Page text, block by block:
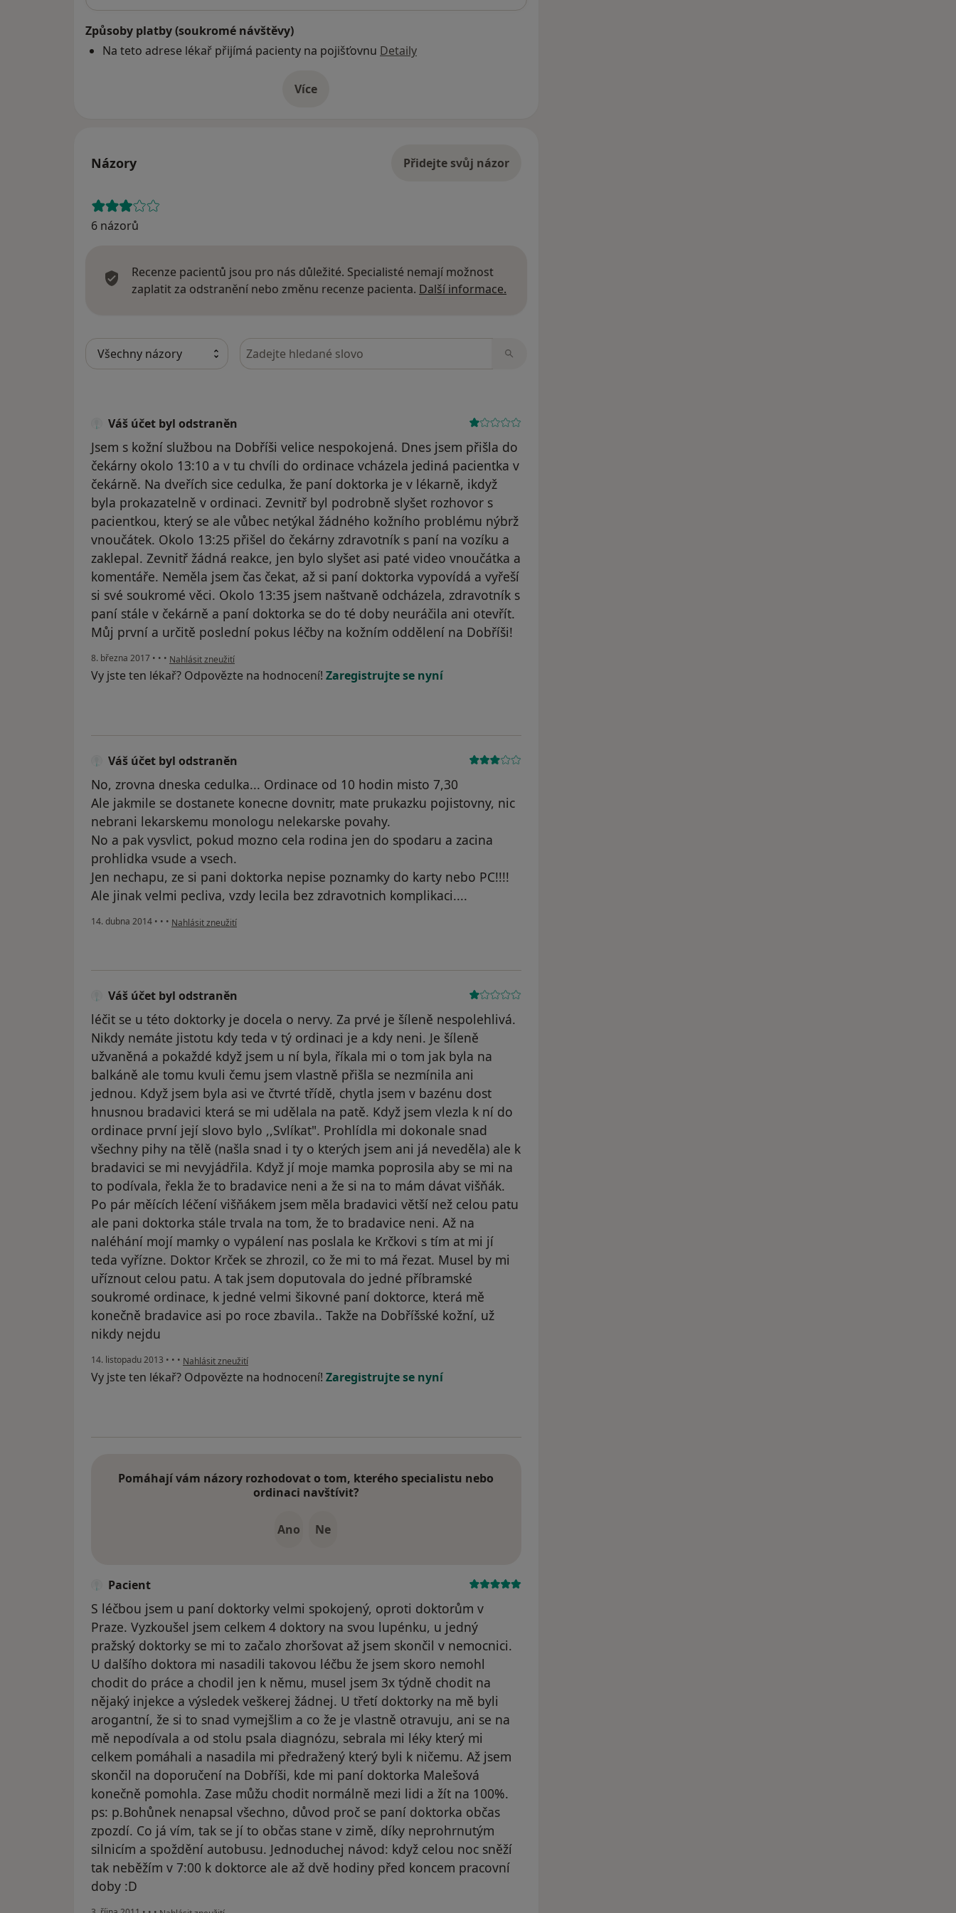
Způsoby platby (soukromé návštěvy)
Na teto adrese lékař přijímá pacienty na pojišťovnu Detaily
Víceo adrese
Názory Přidejte svůj názor
6 názorů
Recenze pacientů jsou pro nás důležité. Specialisté nemají možnost
zaplatit za odstranění nebo změnu recenze pacienta. Další informace.
Hledejte v názorech
Váš účet byl odstraněn
Jsem s kožní službou na Dobříši velice nespokojená. Dnes jsem přišla do
čekárny okolo 13:10 a v tu chvíli do ordinace vcházela jediná pacientka v
čekárně. Na dveřích sice cedulka, že paní doktorka je v lékarně, ikdyž
byla prokazatelně v ordinaci. Zevnitř byl podrobně slyšet rozhovor s
pacientkou, který se ale vůbec netýkal žádného kožního problému nýbrž
vnoučátek. Okolo 13:25 přišel do čekárny zdravotník s paní na vozíku a
zaklepal. Zevnitř žádná reakce, jen bylo slyšet asi paté video vnoučátka a
komentáře. Neměla jsem čas čekat, až si paní doktorka vypovídá a vyřeší
si své soukromé věci. Okolo 13:35 jsem naštvaně odcházela, zdravotník s
paní stále v čekárně a paní doktorka se do té doby neuráčila ani otevřít.
Můj první a určitě poslední pokus léčby na kožním oddělení na Dobříši!
8. března 2017 • • • podle názoru uživatele Váš účet byl odstraněn
Nahlásit zneužití
Vy jste ten lékař? Odpovězte na hodnocení! Zaregistrujte se nyní
Váš účet byl odstraněn
No, zrovna dneska cedulka... Ordinace od 10 hodin misto 7,30
Ale jakmile se dostanete konecne dovnitr, mate prukazku pojistovny, nic
nebrani lekarskemu monologu nelekarske povahy.
No a pak vysvlict, pokud mozno cela rodina jen do spodaru a zacina
prohlidka vsude a vsech.
Jen nechapu, ze si pani doktorka nepise poznamky do karty nebo PC!!!!
Ale jinak velmi pecliva, vzdy lecila bez zdravotnich komplikaci....
14. dubna 2014 • • • podle názoru uživatele Váš účet byl odstraněn
Nahlásit zneužití
Váš účet byl odstraněn
léčit se u této doktorky je docela o nervy. Za prvé je šíleně nespolehlivá.
Nikdy nemáte jistotu kdy teda v tý ordinaci je a kdy neni. Je šíleně
užvaněná a pokaždé když jsem u ní byla, říkala mi o tom jak byla na
balkáně ale tomu kvuli čemu jsem vlastně přišla se nezmínila ani
jednou. Když jsem byla asi ve čtvrté třídě, chytla jsem v bazénu dost
hnusnou bradavici která se mi udělala na patě. Když jsem vlezla k ní do
ordinace první její slovo bylo ,,Svlíkat". Prohlídla mi dokonale snad
všechny pihy na tělě (našla snad i ty o kterých jsem ani já neveděla) ale k
bradavici se mi nevyjádřila. Když jí moje mamka poprosila aby se mi na
to podívala, řekla že to bradavice neni a že si na to mám dávat višňák.
Po pár měících léčení višňákem jsem měla bradavici větší než celou patu
ale pani doktorka stále trvala na tom, že to bradavice neni. Až na
naléhání mojí mamky o vypálení nas poslala ke Krčkovi s tím at mi jí
teda vyřízne. Doktor Krček se zhrozil, co že mi to má řezat. Musel by mi
uříznout celou patu. A tak jsem doputovala do jedné příbramské
soukromé ordinace, k jedné velmi šikovné paní doktorce, která mě
konečně bradavice asi po roce zbavila.. Takže na Dobříšské kožní, už
nikdy nejdu
14. listopadu 2013 • • • podle názoru uživatele Váš účet byl odstraněn
Nahlásit zneužití
Vy jste ten lékař? Odpovězte na hodnocení! Zaregistrujte se nyní
Pomáhají vám názory rozhodovat o tom, kterého specialistu nebo
ordinaci navštívit?
Ano Ne
Pacient
S léčbou jsem u paní doktorky velmi spokojený, oproti doktorům v
Praze. Vyzkoušel jsem celkem 4 doktory na svou lupénku, u jedný
pražský doktorky se mi to začalo zhoršovat až jsem skončil v nemocnici.
U dalšího doktora mi nasadili takovou léčbu že jsem skoro nemohl
chodit do práce a chodil jen k němu, musel jsem 3x týdně chodit na
nějaký injekce a výsledek veškerej žádnej. U třetí doktorky na mě byli
arogantní, že si to snad vymejšlim a co že je vlastně otravuju, ani se na
mě nepodívala a od stolu psala diagnózu, sebrala mi léky který mi
celkem pomáhali a nasadila mi předražený který byli k ničemu. Až jsem
skončil na doporučení na Dobříši, kde mi paní doktorka Malešová
konečně pomohla. Zase můžu chodit normálně mezi lidi a žít na 100%.
ps: p.Bohůnek nenapsal všechno, důvod proč se paní doktorka občas
zpozdí. Co já vím, tak se jí to občas stane v zimě, díky neprohrnutým
silnicím a spoždění autobusu. Jednoduchej návod: když celou noc sněží
tak neběžím v 7:00 k doktorce ale až dvě hodiny před koncem pracovní
doby :D
podle názoru uživatele Pacient